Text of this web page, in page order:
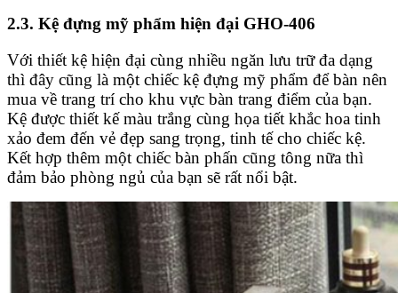
2.3. Kệ đựng mỹ phẩm hiện đại GHO-406
Với thiết kệ hiện đại cùng nhiều ngăn lưu trữ đa dạng
thì đây cũng là một chiếc kệ đựng mỹ phẩm để bàn nên
mua về trang trí cho khu vực bàn trang điểm của bạn.
Kệ được thiết kế màu trắng cùng họa tiết khắc hoa tinh
xảo đem đến vẻ đẹp sang trọng, tinh tế cho chiếc kệ.
Kết hợp thêm một chiếc bàn phấn cũng tông nữa thì
đảm bảo phòng ngủ của bạn sẽ rất nổi bật.